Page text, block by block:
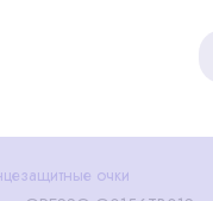
очки